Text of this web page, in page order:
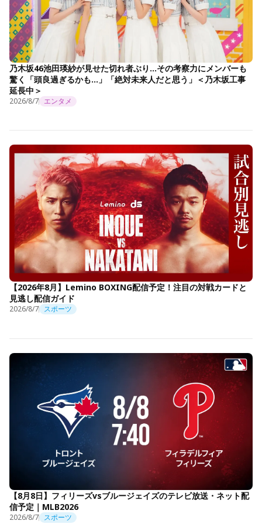
乃木坂46池田瑛紗が見せた切れ者ぶり…その考察力にメンバーも
驚く「頭良過ぎるかも…」「絶対未来人だと思う」＜乃木坂工事
延長中＞
2026/8/7 エンタメ
【2026年8月】Lemino BOXING配信予定！注目の対戦カードと
見逃し配信ガイド
2026/8/7 スポーツ
【8月8日】フィリーズvsブルージェイズのテレビ放送・ネット配
信予定｜MLB2026
2026/8/7 スポーツ